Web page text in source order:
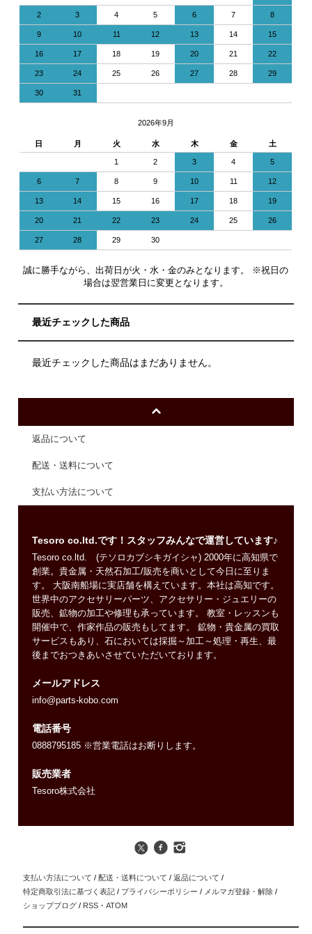
2 3 4 5 6 7 8
9 10 11 12 13 14 15
16 17 18 19 20 21 22
23 24 25 26 27 28 29
30 31
2026年9月
日 月 火 水 木 金 土
1 2 3 4 5
6 7 8 9 10 11 12
13 14 15 16 17 18 19
20 21 22 23 24 25 26
27 28 29 30
誠に勝手ながら、出荷日が火・水・金のみとなります。 ※祝日の
場合は翌営業日に変更となります。
最近チェックした商品
最近チェックした商品はまだありません。
返品について
配送・送料について
支払い方法について
Tesoro co.ltd.です！スタッフみんなで運営しています♪
Tesoro co.ltd. (テソロカブシキガイシャ) 2000年に高知県で
創業。貴金属・天然石加工/販売を商いとして今日に至りま
す。 大阪南船場に実店舗を構えています。本社は高知です。
世界中のアクセサリーパーツ、アクセサリー・ジュエリーの
販売、鉱物の加工や修理も承っています。 教室・レッスンも
開催中で、作家作品の販売もしてます。 鉱物・貴金属の買取
サービスもあり、石においては採掘～加工～処理・再生、最
後までおつきあいさせていただいております。
メールアドレス
info@parts-kobo.com
電話番号
0888795185 ※営業電話はお断りします。
販売業者
Tesoro株式会社
支払い方法について / 配送・送料について / 返品について /
特定商取引法に基づく表記 / プライバシーポリシー / メルマガ登録・解除 /
ショップブログ / RSS ・ATOM